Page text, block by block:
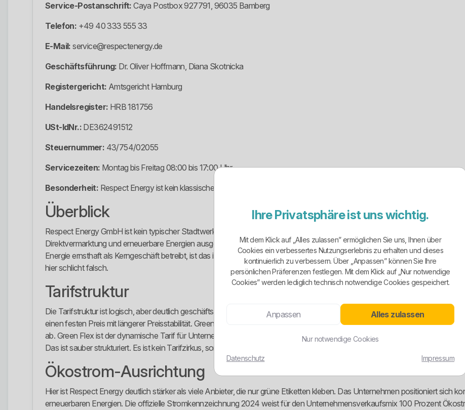
Service-Postanschrift: Caya Postbox 927791, 96035 Bamberg
Telefon: +49 40 333 555 33
E-Mail: service@respectenergy.de
Geschäftsführung: Dr. Oliver Hoffmann, Diana Skotnicka
Registergericht: Amtsgericht Hamburg
Handelsregister: HRB 181756
USt-IdNr.: DE362491512
Steuernummer: 43/754/02055
Servicezeiten: Montag bis Freitag 08:00 bis 17:00 Uhr
Besonderheit: Respect Energy ist kein klassischer Regionalversorger, sondern ein auf Unternehmen und erneuerbare
Überblick
Respect Energy GmbH ist kein typischer Stadtwerke-Anbieter und auch kein breit aufgestellter Privatkundentarif-Verkäufer.
Direktvermarktung und erneuerbare Energien ausgerichtet. Genau darin liegt die Stärke, aber auch die Begrenzung. Wenn du
Energie ernsthaft als Kerngeschäft betreibt, ist das interessant. Wenn du einen klassischen Haushaltsversorger mit lokaler
hier schlicht falsch.
Tarifstruktur
Die Tarifstruktur ist logisch, aber deutlich geschäftskundenlastig. Green Fix richtet sich an SLP-Kunden mit einem
einen festen Preis mit längerer Preisstabilität. Green Fix Pro ist für größere Gewerbekunden von 100.000 kWh bis 1 GWh
ab. Green Flex ist der dynamische Tarif für Unternehmen, die ihren Verbrauch aktiv steuern können. Dazu kommt die
Das ist sauber strukturiert. Es ist kein Tarifzirkus, sondern eine relativ klare B2B-Produktwelt.
Ökostrom-Ausrichtung
Hier ist Respect Energy deutlich stärker als viele Anbieter, die nur grüne Etiketten kleben. Das Unternehmen positioniert sich
erneuerbaren Energien. Die offizielle Stromkennzeichnung 2024 weist für den Unternehmensverkaufsmix 100 Prozent
Ihre Privatsphäre ist uns wichtig.
Mit dem Klick auf „Alles zulassen” ermöglichen Sie uns, Ihnen über
Cookies ein verbessertes Nutzungserlebnis zu erhalten und dieses
kontinuierlich zu verbessern. Über „Anpassen” können Sie Ihre
persönlichen Präferenzen festlegen. Mit dem Klick auf „Nur notwendige
Cookies” werden lediglich technisch notwendige Cookies gespeichert.
Anpassen Alles zulassen
Nur notwendige Cookies
Datenschutz Impressum